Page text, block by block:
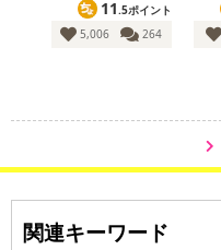
11 .5ポイント
5,006
264
関連キーワード